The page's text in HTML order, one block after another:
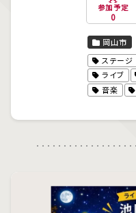
参加予定
0
岡山市
ステージ
ライブ
音楽